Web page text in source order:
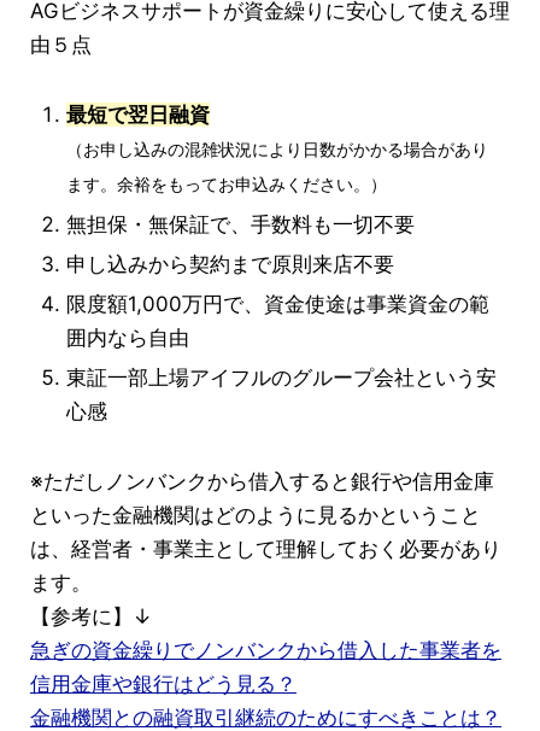
AGビジネスサポートが資金繰りに安心して使える理
由５点
最短で翌日融資
（お申し込みの混雑状況により日数がかかる場合があり
ます。余裕をもってお申込みください。）
無担保・無保証で、手数料も一切不要
申し込みから契約まで原則来店不要
限度額1,000万円で、資金使途は事業資金の範
囲内なら自由
東証一部上場アイフルのグループ会社という安
心感
※ただしノンバンクから借入すると銀行や信用金庫
といった金融機関はどのように見るかということ
は、経営者・事業主として理解しておく必要があり
ます。
【参考に】↓
急ぎの資金繰りでノンバンクから借入した事業者を
信用金庫や銀行はどう見る？
金融機関との融資取引継続のためにすべきことは？